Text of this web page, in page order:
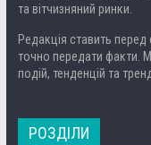
та вітчизняний ринки.
Редакція ставить
точно передати факти.
подій, тенденцій та
РОЗДІЛИ